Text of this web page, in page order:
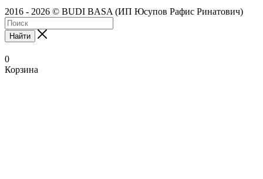
2016 - 2026 © BUDI BASA (ИП Юсупов Рафис Ринатович)
Найти
0
Корзина